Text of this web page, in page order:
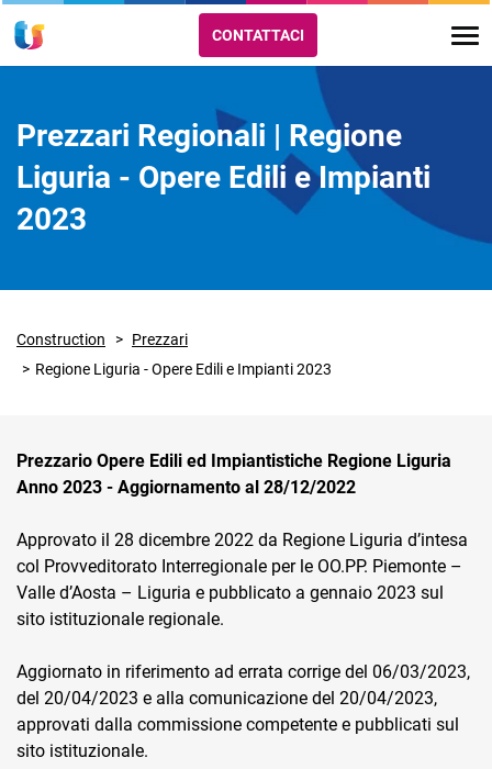
CRM
Ecommerce
Email Marketing
CONTATTACI
Prezzari Regionali | Regione
Liguria - Opere Edili e Impianti
2023
Construction
Prezzari
Regione Liguria - Opere Edili e Impianti 2023
Prezzario Opere Edili ed Impiantistiche Regione Liguria
Anno 2023 - Aggiornamento al 28/12/2022
Approvato il 28 dicembre 2022 da Regione Liguria d’intesa
col Provveditorato Interregionale per le OO.PP. Piemonte –
Valle d’Aosta – Liguria e pubblicato a gennaio 2023 sul
sito istituzionale regionale.
Aggiornato in riferimento ad errata corrige del 06/03/2023,
del 20/04/2023 e alla comunicazione del 20/04/2023,
approvati dalla commissione competente e pubblicati sul
sito istituzionale.